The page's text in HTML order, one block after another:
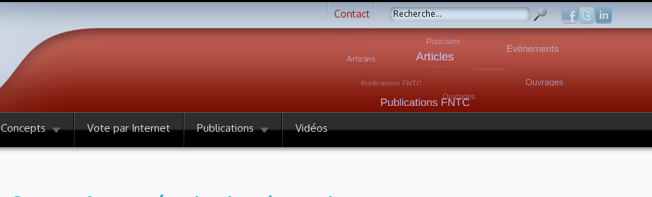
Contact
Concepts Vote par Internet Publications Vidéos